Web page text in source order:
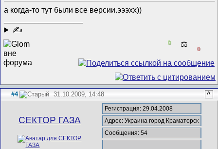
а когда-то тут были все версии.эээхх))
✍
0 ⚖️
0
#4 31.10.2009, 14:48 ^
СЕКТОР ГАЗА
Регистрация: 29.04.2008
Адрес: Украина город Краматорск
Сообщения: 54